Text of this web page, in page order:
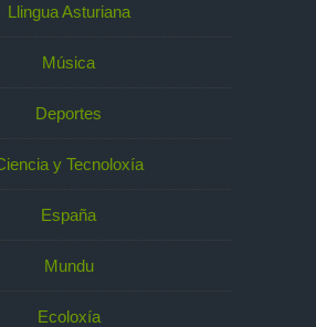
Llingua Asturiana
Música
Deportes
y Tecnoloxía
España
Mundu
Ecoloxía